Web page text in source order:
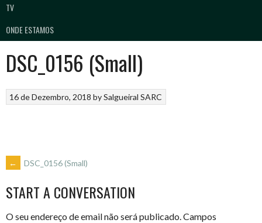
TV
ONDE ESTAMOS
DSC_0156 (Small)
16 de Dezembro, 2018 bySalgueiral SARC
POST
NAVIGATION
← DSC_0156 (Small)
START A CONVERSATION
O seu endereço de email não será publicado.Campos